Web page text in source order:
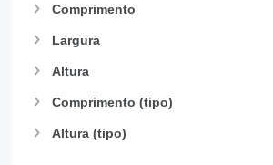
Comprimento
Largura
Altura
Comprimento (tipo)
Altura (tipo)